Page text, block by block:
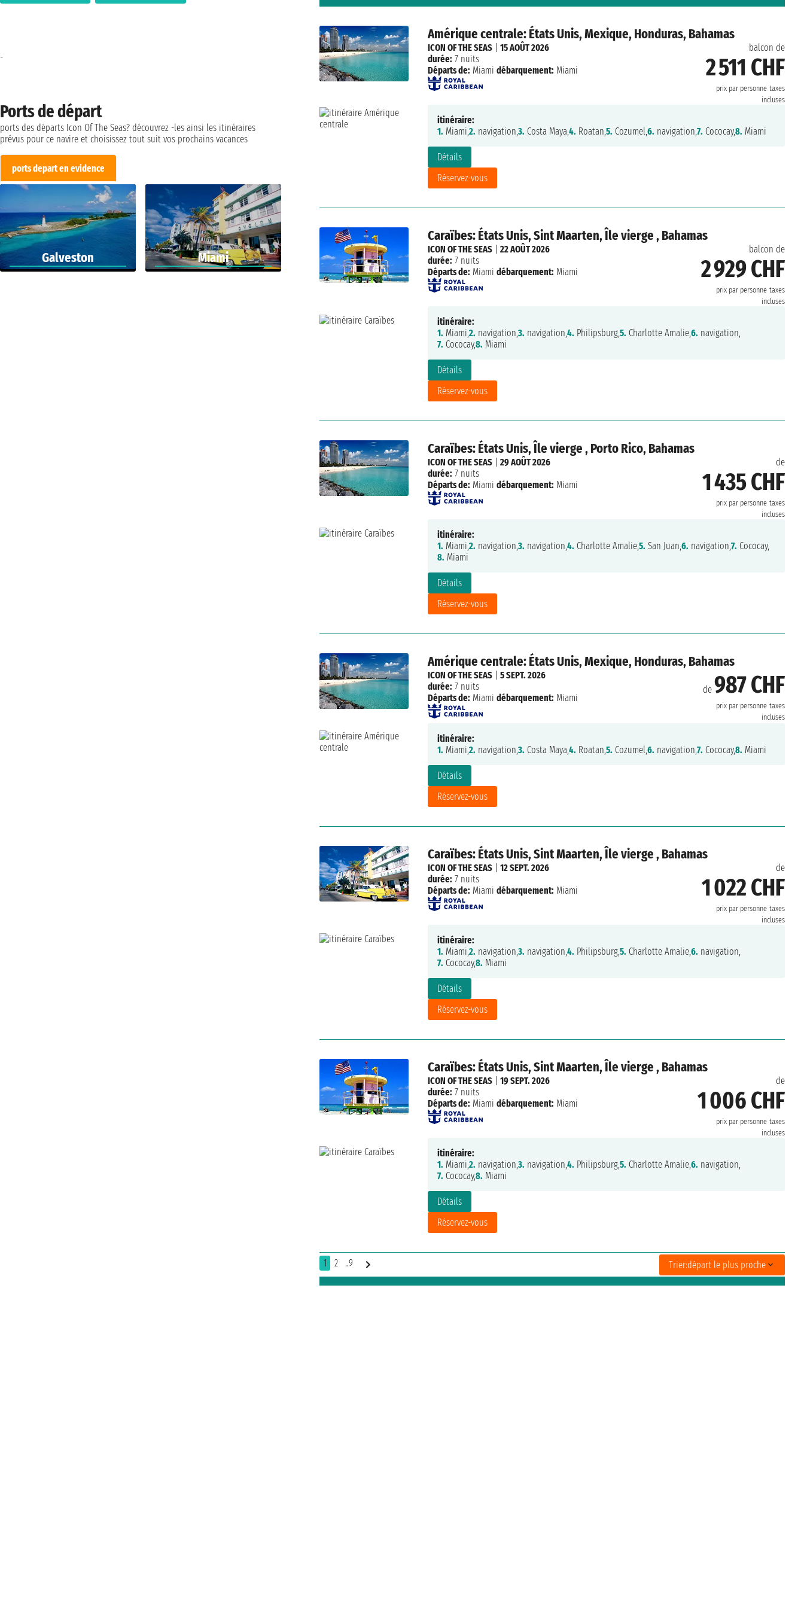
Amérique centrale: États Unis, Mexique, Honduras, Bahamas
balcon de
2 511 CHF
prix par personne taxes
incluses
Détails
Réservez-vous
ICON OF THE SEAS| 15 AOÛT 2026
durée: 7 nuits
Départs de: Miami débarquement: Miami
itinéraire:
1. Miami,2. navigation,3. Costa Maya,4. Roatan,5. Cozumel,6. navigation,7. Cococay,8. Miami
Caraïbes: États Unis, Sint Maarten, Île vierge , Bahamas
balcon de
2 929 CHF
prix par personne taxes
incluses
Détails
Réservez-vous
ICON OF THE SEAS| 22 AOÛT 2026
durée: 7 nuits
Départs de: Miami débarquement: Miami
itinéraire:
1. Miami,2. navigation,3. navigation,4. Philipsburg,5. Charlotte Amalie,6. navigation,
7. Cococay,8. Miami
Caraïbes: États Unis, Île vierge , Porto Rico, Bahamas
de
1 435 CHF
prix par personne taxes
incluses
Détails
Réservez-vous
ICON OF THE SEAS| 29 AOÛT 2026
durée: 7 nuits
Départs de: Miami débarquement: Miami
itinéraire:
1. Miami,2. navigation,3. navigation,4. Charlotte Amalie,5. San Juan,6. navigation,7. Cococay,
8. Miami
Amérique centrale: États Unis, Mexique, Honduras, Bahamas
de 987 CHF
prix par personne taxes
incluses
Détails
Réservez-vous
ICON OF THE SEAS| 5 SEPT. 2026
durée: 7 nuits
Départs de: Miami débarquement: Miami
itinéraire:
1. Miami,2. navigation,3. Costa Maya,4. Roatan,5. Cozumel,6. navigation,7. Cococay,8. Miami
Caraïbes: États Unis, Sint Maarten, Île vierge , Bahamas
de
1 022 CHF
prix par personne taxes
incluses
Détails
Réservez-vous
ICON OF THE SEAS| 12 SEPT. 2026
durée: 7 nuits
Départs de: Miami débarquement: Miami
itinéraire:
1. Miami,2. navigation,3. navigation,4. Philipsburg,5. Charlotte Amalie,6. navigation,
7. Cococay,8. Miami
Caraïbes: États Unis, Sint Maarten, Île vierge , Bahamas
de
1 006 CHF
prix par personne taxes
incluses
Détails
Réservez-vous
ICON OF THE SEAS| 19 SEPT. 2026
durée: 7 nuits
Départs de: Miami débarquement: Miami
itinéraire:
1. Miami,2. navigation,3. navigation,4. Philipsburg,5. Charlotte Amalie,6. navigation,
7. Cococay,8. Miami
1 2 ..9 Trier:départ le plus proche
Ports de départ
ports des départs Icon Of The Seas? découvrez -les ainsi les itinéraires
prévus pour ce navire et choisissez tout suit vos prochains vacances
ports depart en evidence
Galveston Miami
-